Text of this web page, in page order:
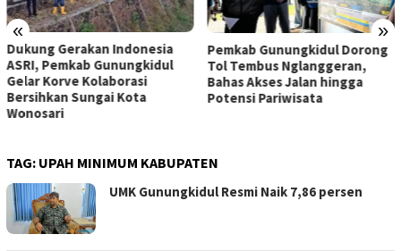
« »
Dukung Gerakan Indonesia
ASRI, Pemkab Gunungkidul
Gelar Korve Kolaborasi
Bersihkan Sungai Kota
Wonosari
Pemkab Gunungkidul Dorong
Tol Tembus Nglanggeran,
Bahas Akses Jalan hingga
Potensi Pariwisata
TAG: UPAH MINIMUM KABUPATEN
UMK Gunungkidul Resmi Naik 7,86 persen